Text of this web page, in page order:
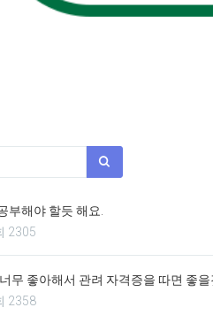
부해야 할듯 해요.
2305
무 좋아해서 관려 자격증을 따면 좋
2358